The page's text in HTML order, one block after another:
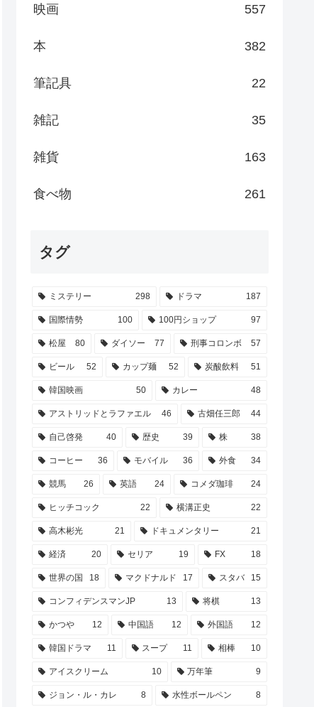
映画 557
本 382
筆記具 22
雑記 35
雑貨 163
食べ物 261
タグ
ミステリー 298 ドラマ 187
国際情勢 100 100円ショップ 97
松屋 80 ダイソー 77 刑事コロンボ 57
ビール 52 カップ麺 52 炭酸飲料 51
韓国映画 50 カレー 48
アストリッドとラファエル 46 古畑任三郎 44
自己啓発 40 歴史 39 株 38
コーヒー 36 モバイル 36 外食 34
競馬 26 英語 24 コメダ珈琲 24
ヒッチコック 22 横溝正史 22
高木彬光 21 ドキュメンタリー 21
経済 20 セリア 19 FX 18
世界の国 18 マクドナルド 17 スタバ 15
コンフィデンスマンJP 13 将棋 13
かつや 12 中国語 12 外国語 12
韓国ドラマ 11 スープ 11 相棒 10
アイスクリーム 10 万年筆 9
ジョン・ル・カレ 8 水性ボールペン 8